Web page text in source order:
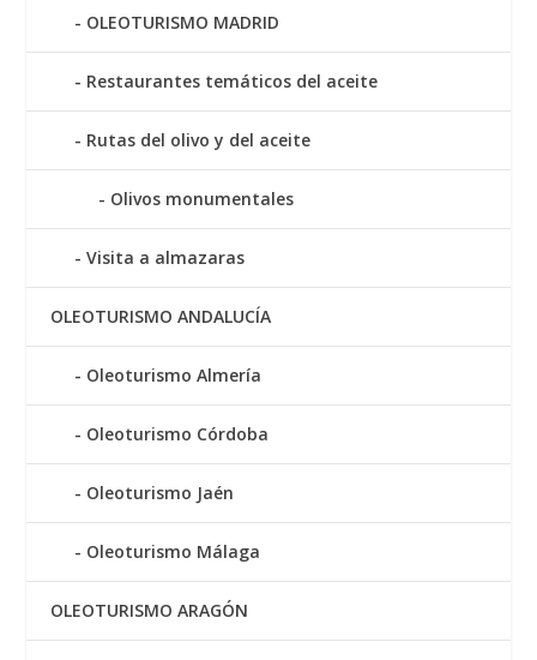
OLEOTURISMO MADRID
Restaurantes temáticos del aceite
Rutas del olivo y del aceite
Olivos monumentales
Visita a almazaras
OLEOTURISMO ANDALUCÍA
Oleoturismo Almería
Oleoturismo Córdoba
Oleoturismo Jaén
Oleoturismo Málaga
OLEOTURISMO ARAGÓN